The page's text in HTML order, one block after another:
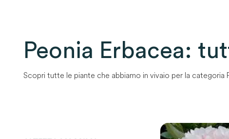
Peonia Erbacea:
Scopri tutte le piante che abbiamo in vivaio per la categoria